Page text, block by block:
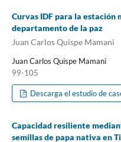
Curvas IDF para la estación
departamento de la paz
Juan Carlos Quispe Mamani
Juan Carlos Quispe Mamani
99-105
Descarga el estudio de
Capacidad resiliente
semillas de papa nativa en